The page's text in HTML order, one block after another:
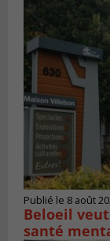
Publié le 8 août
Beloeil
santé